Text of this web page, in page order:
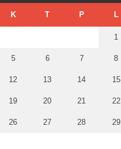
K T P L
1
5 6 7 8
12 13 14 15
19 20 21 22
26 27 28 29